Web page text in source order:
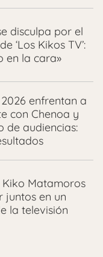
disculpa por el
‘Los Kikos TV’:
en la cara»
enfrentan a
con Chenoa y
de audiencias:
Matamoros
juntos en un
la televisión